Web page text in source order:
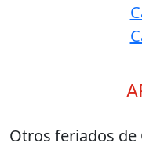
Otros feriados de